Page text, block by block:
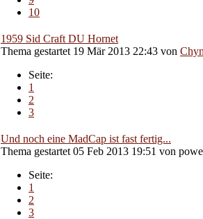
10
1959 Sid Craft DU Hornet
Thema gestartet 19 Mär 2013 22:43 von
Seite:
1
2
3
Und noch eine MadCap ist fast fertig...
Thema gestartet 05 Feb 2013 19:51 von
Seite:
1
2
3